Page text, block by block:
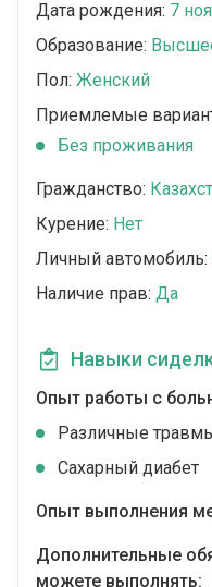
Дата рождения: 7
Образование:
Пол: Женский
Приемлемые
Без проживания
Гражданство:
Курение: Нет
Личный автомобиль:
Наличие прав: Да
Навыки
Опыт работы с
Различные
Сахарный диабет
Опыт выполнения
Дополнительные
можете выполнять: